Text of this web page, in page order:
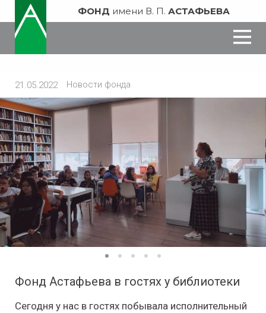
ФОНД имени В. П. АСТАФЬЕВА
21.05.2022 Новости фонда
Фонд Астафьева в гостях у библиотеки
Сегодня у нас в гостях побывала исполнительный